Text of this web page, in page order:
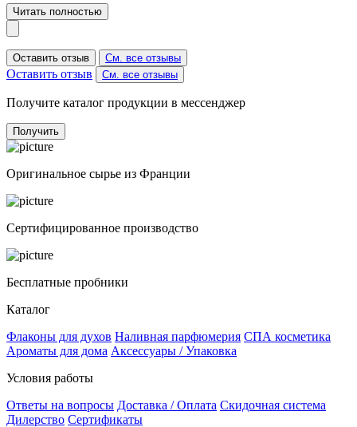
Читать полностью
Оставить отзыв См. все отзывы
Оставить отзыв См. все отзывы
Получите каталог продукции в мессенджер
Получить
Оригинальное сырье из Франции
Сертифицированное производство
Бесплатные пробники
Каталог
Флаконы для духов Наливная парфюмерия СПА косметика
Ароматы для дома Аксессуары / Упаковка
Условия работы
Ответы на вопросы Доставка / Оплата Скидочная система
Дилерство Сертификаты